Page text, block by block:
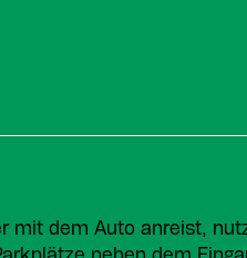
mit dem Auto anreist,